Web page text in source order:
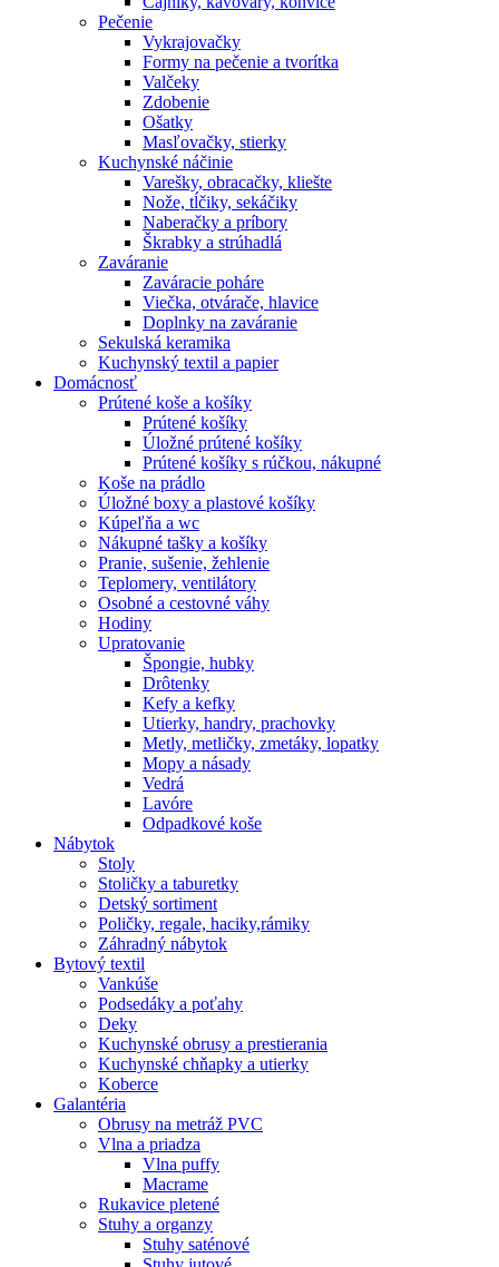
Pečenie
Vykrajovačky
Formy na pečenie a tvorítka
Valčeky
Zdobenie
Ošatky
Masľovačky, stierky
Kuchynské náčinie
Varešky, obracačky, kliešte
Nože, tĺčiky, sekáčiky
Naberačky a príbory
Škrabky a strúhadlá
Zaváranie
Zaváracie poháre
Viečka, otvárače, hlavice
Doplnky na zaváranie
Sekulská keramika
Kuchynský textil a papier
Domácnosť
Prútené koše a košíky
Prútené košíky
Úložné prútené košíky
Prútené košíky s rúčkou, nákupné
Koše na prádlo
Úložné boxy a plastové košíky
Kúpeľňa a wc
Nákupné tašky a košíky
Pranie, sušenie, žehlenie
Teplomery, ventilátory
Osobné a cestovné váhy
Hodiny
Upratovanie
Špongie, hubky
Drôtenky
Kefy a kefky
Utierky, handry, prachovky
Metly, metličky, zmetáky, lopatky
Mopy a násady
Vedrá
Lavóre
Odpadkové koše
Nábytok
Stoly
Stoličky a taburetky
Detský sortiment
Poličky, regale, haciky,rámiky
Záhradný nábytok
Bytový textil
Vankúše
Podsedáky a poťahy
Deky
Kuchynské obrusy a prestierania
Kuchynské chňapky a utierky
Koberce
Galantéria
Obrusy na metráž PVC
Vlna a priadza
Vlna puffy
Macrame
Rukavice pletené
Stuhy a organzy
Stuhy saténové